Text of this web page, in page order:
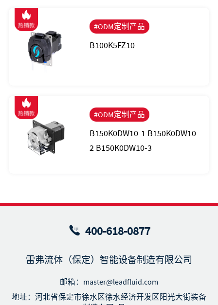
#ODM定制产品
B100K5FZ10
#ODM定制产品
B150K0DW10-1 B150K0DW10-
2 B150K0DW10-3
400-618-0877
雷弗流体（保定）智能设备制造有限公司
邮箱：master@leadfluid.com
地址：河北省保定市徐水区徐水经济开发区阳光大街装备